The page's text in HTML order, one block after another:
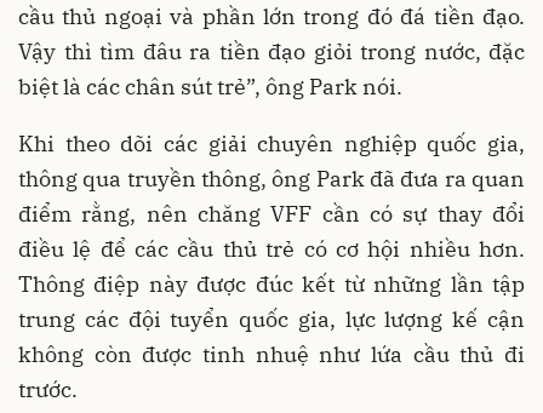
cầu thủ ngoại và phần lớn trong đó đá tiền đạo.
Vậy thì tìm đâu ra tiền đạo giỏi trong nước, đặc
biệt là các chân sút trẻ”, ông Park nói.
Khi theo dõi các giải chuyên nghiệp quốc gia,
thông qua truyền thông, ông Park đã đưa ra quan
điểm rằng, nên chăng VFF cần có sự thay đổi
điều lệ để các cầu thủ trẻ có cơ hội nhiều hơn.
Thông điệp này được đúc kết từ những lần tập
trung các đội tuyển quốc gia, lực lượng kế cận
không còn được tinh nhuệ như lứa cầu thủ đi
trước.